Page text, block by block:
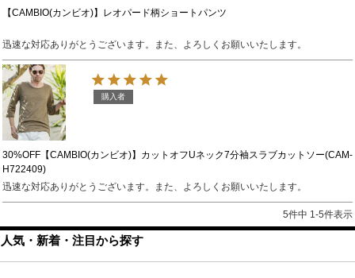
【CAMBIO(カンビオ)】レオパード柄ショートパンツ
迅速な対応ありがとうございます。また、よろしくお願いいたします。
30%OFF【CAMBIO(カンビオ)】カットオフUネック7分袖スラブカットソー(CAM-
H722409)
購入者
迅速な対応ありがとうございます。また、よろしくお願いいたします。
5件中 1-5件表示
人気・新着・注目から探す